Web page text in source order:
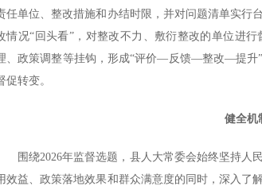
任单位、整改措施和办结时限，并对问题清单实行
情况“回头看”，对整改不力、敷衍整改的单位进
、政策调整等挂钩，形成“评价—反馈—整改—提升
促转变。
健全机
围绕2026年监督选题，县人大常委会始终坚持
效益、政策落地效果和群众满意度的同时，深入了